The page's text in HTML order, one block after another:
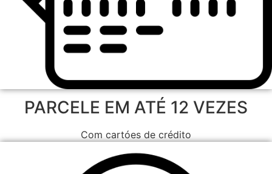
PARCELE EM ATÉ 12 VEZES
Com cartóes de crédito